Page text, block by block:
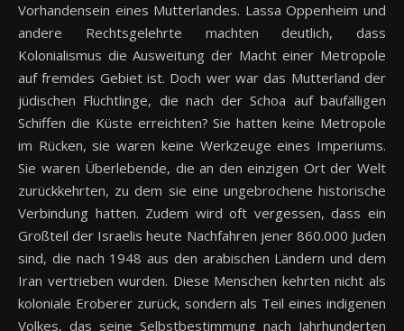
Vorhandensein eines Mutterlandes. Lassa Oppenheim und
andere Rechtsgelehrte machten deutlich, dass
Kolonialismus die Ausweitung der Macht einer Metropole
auf fremdes Gebiet ist. Doch wer war das Mutterland der
jüdischen Flüchtlinge, die nach der Schoa auf baufälligen
Schiffen die Küste erreichten? Sie hatten keine Metropole
im Rücken, sie waren keine Werkzeuge eines Imperiums.
Sie waren Überlebende, die an den einzigen Ort der Welt
zurückkehrten, zu dem sie eine ungebrochene historische
Verbindung hatten. Zudem wird oft vergessen, dass ein
Großteil der Israelis heute Nachfahren jener 860.000 Juden
sind, die nach 1948 aus den arabischen Ländern und dem
Iran vertrieben wurden. Diese Menschen kehrten nicht als
koloniale Eroberer zurück, sondern als Teil eines indigenen
Volkes, das seine Selbstbestimmung nach Jahrhunderten